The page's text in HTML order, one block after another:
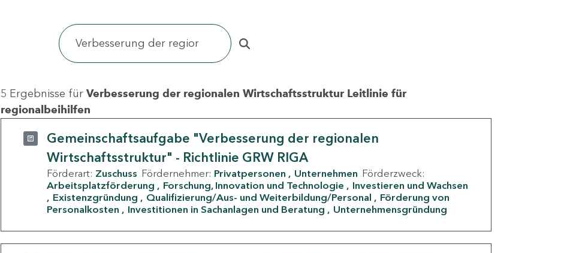
5 Ergebnisse für Verbesserung der regionalen Wirtschaftsstruktur Leitlinie für
regionalbeihilfen
Gemeinschaftsaufgabe "Verbesserung der regionalen
Wirtschaftsstruktur" - Richtlinie GRW RIGA
Förderart: Zuschuss Fördernehmer: Privatpersonen Unternehmen Förderzweck:
Arbeitsplatzförderung
Forschung, Innovation und Technologie
Investieren und Wachsen
Existenzgründung
Qualifizierung/Aus- und Weiterbildung/Personal
Förderung von
Personalkosten
Investitionen in Sachanlagen und Beratung Unternehmensgründung